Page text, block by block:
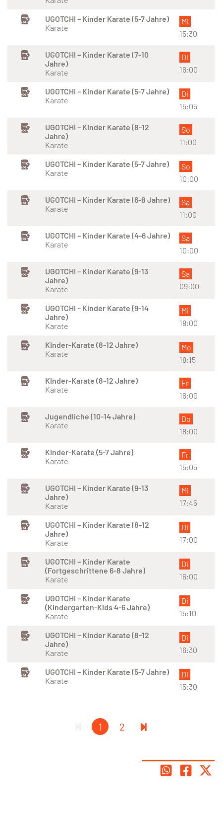
UGOTCHI – Kinder Karate (5-7 Jahre)
Karate
Mi
15:30
UGOTCHI – Kinder Karate (7-10
Jahre)
Karate
Di
16:00
UGOTCHI – Kinder Karate (5-7 Jahre)
Karate
Di
15:05
UGOTCHI – Kinder Karate (8-12
Jahre)
Karate
So
11:00
UGOTCHI – Kinder Karate (5-7 Jahre)
Karate
So
10:00
UGOTCHI – Kinder Karate (6-8 Jahre)
Karate
Sa
11:00
UGOTCHI – Kinder Karate (4-6 Jahre)
Karate
Sa
10:00
UGOTCHI – Kinder Karate (9-13
Jahre)
Karate
Sa
09:00
UGOTCHI – Kinder Karate (9-14
Jahre)
Karate
Mi
18:00
KInder-Karate (8-12 Jahre)
Karate
Mo
18:15
KInder-Karate (8-12 Jahre)
Karate
Fr
16:00
Jugendliche (10-14 Jahre)
Karate
Do
18:00
KInder-Karate (5-7 Jahre)
Karate
Fr
15:05
UGOTCHI – Kinder Karate (9-13
Jahre)
Karate
Mi
17:45
UGOTCHI – Kinder Karate (8-12
Jahre)
Karate
Di
17:00
UGOTCHI – Kinder Karate
(Fortgeschrittene 6-8 Jahre)
Karate
Di
16:00
UGOTCHI – Kinder Karate
(Kindergarten-Kids 4-6 Jahre)
Karate
Di
15:10
UGOTCHI – Kinder Karate (8-12
Jahre)
Karate
Di
16:30
UGOTCHI – Kinder Karate (5-7 Jahre)
Karate
Di
15:30
1 2